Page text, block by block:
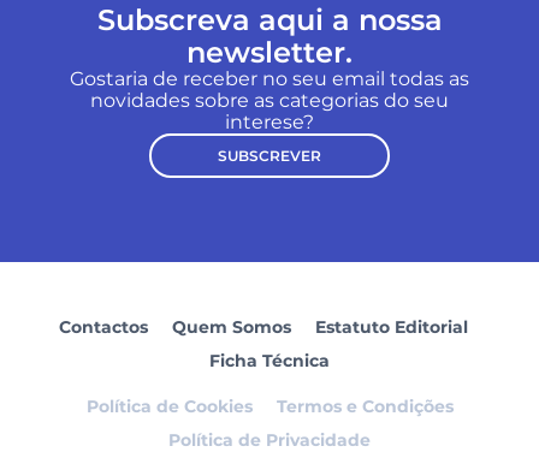
Subscreva aqui a nossa
newsletter.
Gostaria de receber no seu email todas as
novidades sobre as categorias do seu
interese?
SUBSCREVER
Contactos Quem Somos
Estatuto Editorial
Ficha Técnica
Política de Cookies
Termos e Condições
Política de Privacidade